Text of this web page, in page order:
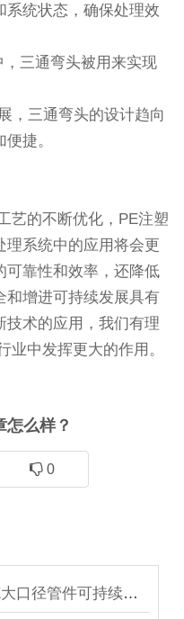
系统状态，确保处理效
三通弯头被用来实现
，三通弯头的设计趋向
捷。
艺的不断优化，PE注塑
理系统中的应用将会更
可靠性和效率，还降低
和增进可持续发展具有
技术的应用，我们有理
业中发挥更大的作用。
怎么样？
0
上一篇：环保驱动下的PE大口径管件可持续发展策略